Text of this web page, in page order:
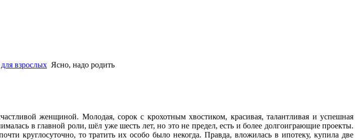
взрослых Ясно, надо родить
женщиной. Молодая, сорок с крохотным хвостиком, красивая, талантливая и успешная
в главной роли, шёл уже шесть лет, но это не предел, есть и более долгоиграющие проекты.
круглосуточно, то тратить их особо было некогда. Правда, вложилась в ипотеку, купила две